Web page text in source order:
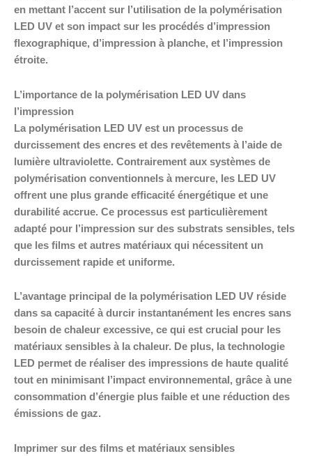
en mettant l’accent sur l’utilisation de la polymérisation
LED UV et son impact sur les procédés d’impression
flexographique, d’impression à planche, et l’impression
étroite.
L’importance de la polymérisation LED UV dans
l’impression
La polymérisation LED UV est un processus de
durcissement des encres et des revêtements à l’aide de
lumière ultraviolette. Contrairement aux systèmes de
polymérisation conventionnels à mercure, les LED UV
offrent une plus grande efficacité énergétique et une
durabilité accrue. Ce processus est particulièrement
adapté pour l’impression sur des substrats sensibles, tels
que les films et autres matériaux qui nécessitent un
durcissement rapide et uniforme.
L’avantage principal de la polymérisation LED UV réside
dans sa capacité à durcir instantanément les encres sans
besoin de chaleur excessive, ce qui est crucial pour les
matériaux sensibles à la chaleur. De plus, la technologie
LED permet de réaliser des impressions de haute qualité
tout en minimisant l’impact environnemental, grâce à une
consommation d’énergie plus faible et une réduction des
émissions de gaz.
Imprimer sur des films et matériaux sensibles